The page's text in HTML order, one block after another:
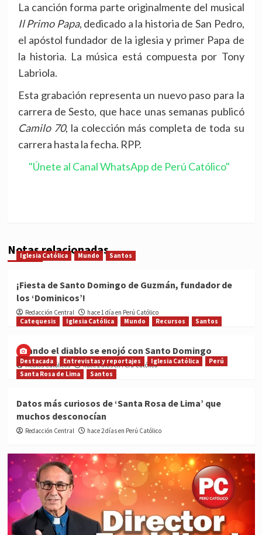
La canción forma parte originalmente del musical
Il Primo Papa, dedicado a la historia de San Pedro,
el apóstol fundador de la iglesia y primer Papa de
la historia. La música está compuesta por Tony
Labriola.
Esta grabación representa un nuevo paso para la
carrera de Sesto, que hace unas semanas publicó
Camilo 70, la colección más completa de toda su
carrera hasta la fecha. RPP.
"Únete al Canal WhatsApp de Perú Católico"
Notas relacionadas
Iglesia Católica Mundo Santos
¡Fiesta de Santo Domingo de Guzmán, fundador de
los ‘Dominicos’!
Redacción Central
hace 1 día en Perú Católico
Catequesis
Iglesia Católica Mundo Recursos Santos
Cuando el diablo se enojó con Santo Domingo
Medios Católicos hace 2 días en Perú Católico
Destacada Entrevistas y reportajes Iglesia Católica
Perú
Santa Rosa de Lima
Santos
Datos más curiosos de ‘Santa Rosa de Lima’ que
muchos desconocían
Redacción Central hace 2 días en Perú Católico